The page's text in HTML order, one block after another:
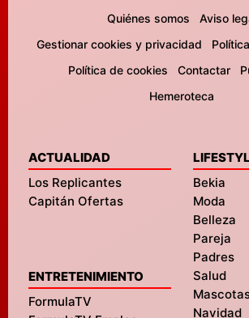
Quiénes somos
Aviso
Gestionar cookies y privacidad
Política de cookies
Contactar
Hemeroteca
ACTUALIDAD
Los Replicantes
Capitán Ofertas
ENTRETENIMIENTO
FormulaTV
Bekia
Moda
Belleza
Pareja
Padres
Salud
Navidad